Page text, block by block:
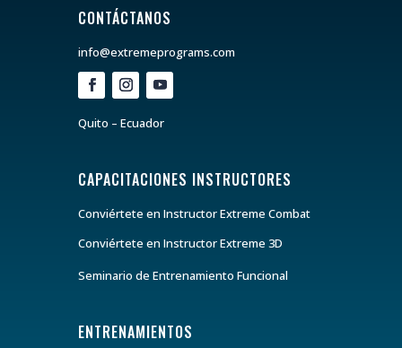
CONTÁCTANOS
info@extremeprograms.com
Quito – Ecuador
CAPACITACIONES INSTRUCTORES
Conviértete en Instructor Extreme Combat
Conviértete en Instructor Extreme 3D
Seminario de Entrenamiento Funcional
ENTRENAMIENTOS